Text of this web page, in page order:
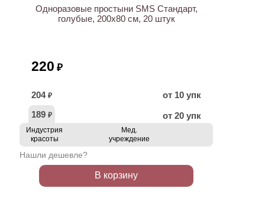
Одноразовые простыни SMS Стандарт,
голубые, 200х80 см, 20 штук
220 ₽
204 ₽
от 10 упк
189 ₽ от 20 упк
Индустрия
красоты
Мед.
учреждение
Нашли дешевле?
В корзину